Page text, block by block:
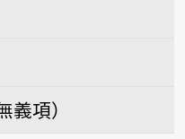
義項）